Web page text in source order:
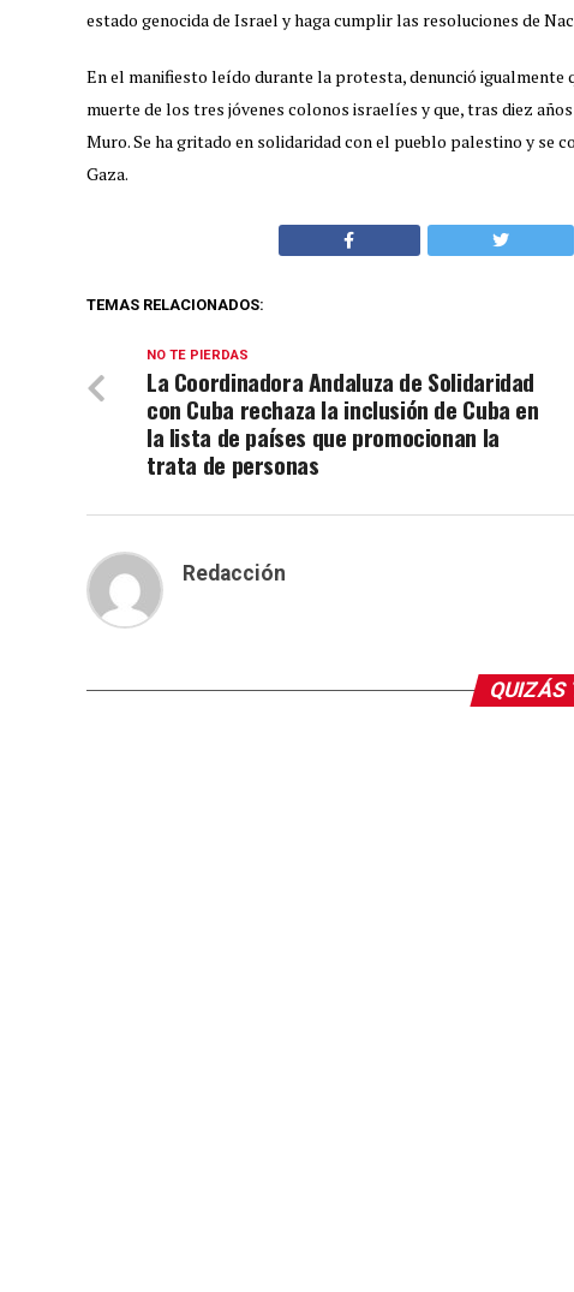
estado genocida de Israel y haga cumplir las resoluciones de
En el manifiesto leído durante la protesta, denunció igualmente
muerte de los tres jóvenes colonos israelíes y que, tras diez
Muro. Se ha gritado en solidaridad con el pueblo palestino y se
Gaza.
TEMAS RELACIONADOS:
NO TE PIERDAS
La Coordinadora Andaluza de Solidaridad
con Cuba rechaza la inclusión de Cuba en
la lista de países que promocionan la
trata de personas
Redacción
QUIZÁS